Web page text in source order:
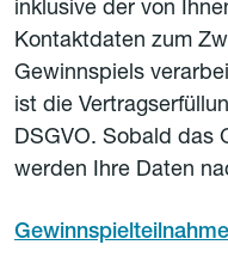
inklusive der von
Kontaktdaten zum
Gewinnspiels
ist die
DSGVO. Sobald das
werden Ihre Daten